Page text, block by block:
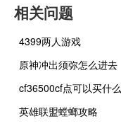
相关问题
4399两人游戏
原神冲出须弥怎么进去
cf36500cf点可以买什么
英雄联盟螳螂攻略